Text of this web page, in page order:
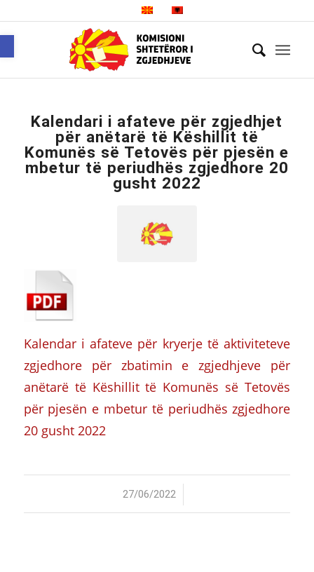
Kalendari i afateve për zgjedhjet
për anëtarë të Këshillit të
Komunës së Tetovës për pjesën e
mbetur të periudhës zgjedhore 20
gusht 2022
Kalendar i afateve për kryerje të aktiviteteve
zgjedhore për zbatimin e zgjedhjeve për
anëtarë të Këshillit të Komunës së Tetovës
për pjesën e mbetur të periudhës zgjedhore
20 gusht 2022
27/06/2022
/
Open toolbar